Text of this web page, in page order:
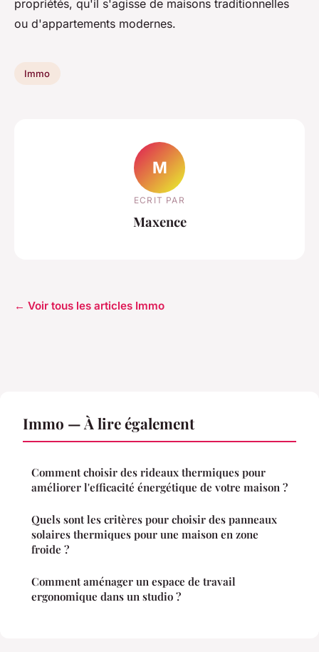
propriétés, qu'il s'agisse de maisons traditionnelles
ou d'appartements modernes.
Immo
M
ECRIT PAR
Maxence
← Voir tous les articles Immo
Immo — À lire également
Comment choisir des rideaux thermiques pour
améliorer l'efficacité énergétique de votre maison ?
Quels sont les critères pour choisir des panneaux
solaires thermiques pour une maison en zone
froide ?
Comment aménager un espace de travail
ergonomique dans un studio ?